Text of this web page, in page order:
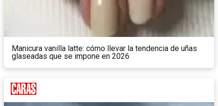
Manicura vanilla latte: cómo llevar la tendencia de uñas
glaseadas que se impone en 2026